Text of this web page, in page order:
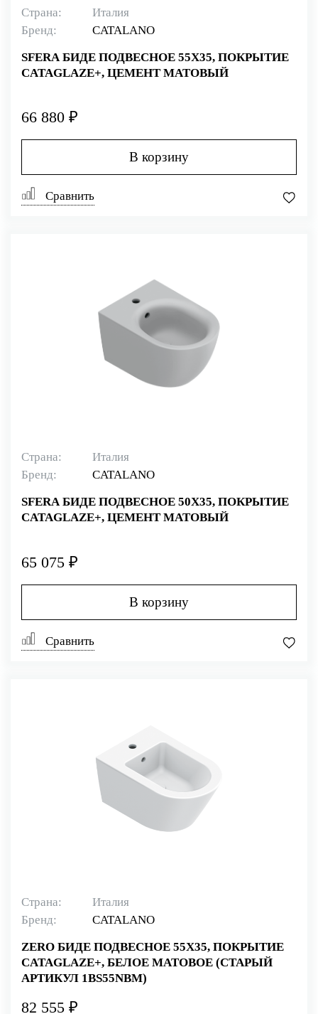
Страна:
Италия
Бренд:
CATALANO
SFERA БИДЕ ПОДВЕСНОЕ 55Х35, ПОКРЫТИЕ
CATAGLAZE+, ЦЕМЕНТ МАТОВЫЙ
66 880 ₽
В корзину
Сравнить
Страна:
Италия
Бренд:
CATALANO
SFERA БИДЕ ПОДВЕСНОЕ 50Х35, ПОКРЫТИЕ
CATAGLAZE+, ЦЕМЕНТ МАТОВЫЙ
65 075 ₽
В корзину
Сравнить
Страна:
Италия
Бренд:
CATALANO
ZERO БИДЕ ПОДВЕСНОЕ 55Х35, ПОКРЫТИЕ
CATAGLAZE+, БЕЛОЕ МАТОВОЕ (СТАРЫЙ
АРТИКУЛ 1BS55NBM)
82 555 ₽